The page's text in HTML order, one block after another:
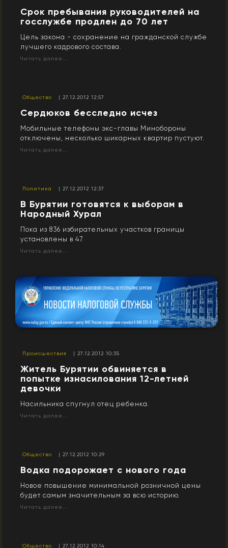
Срок пребывания руководителей на
госслужбе продлен до 70 лет
Цель закона - сохранение на гражданской службе
лучшего кадрового состава.
Читать далее...
Общество | 27.12.2012 12:57
Сердюков бесследно исчез
Мобильные телефоны экс-главы Минобороны
отключены, несколько шикарных квартир пустуют.
Читать далее...
Политика | 27.12.2012 12:37
В Бурятии готовятся к выборам в
Народный Хурал
Пока из 836 избирательных участков границы
установлены в 47.
Читать далее...
Происшествия | 27.12.2012 10:35
Житель Бурятии обвиняется в
попытке изнасилования 12-летней
девочки
Насильника спугнул отец ребенка.
Читать далее...
Общество | 27.12.2012 10:29
Водка подорожает с нового года
Новое повышение минимальной розничной цены
будет самым значительным за всю историю.
Читать далее...
Общество | 27.12.2012 10:14